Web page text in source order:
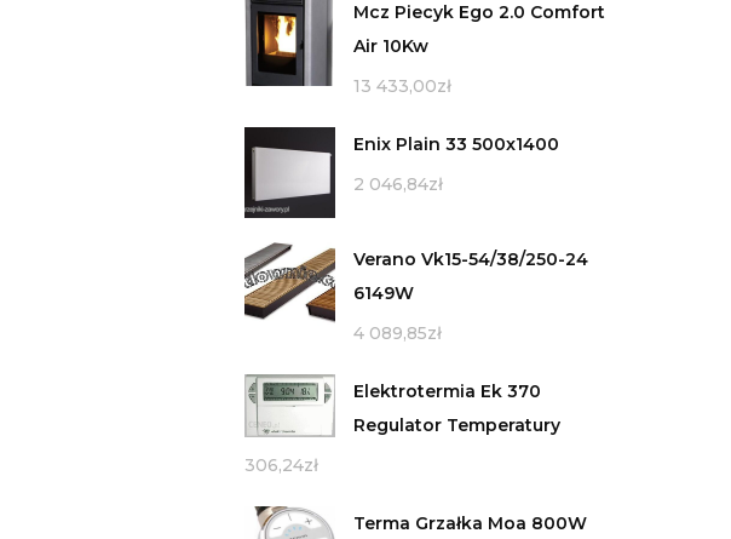
Mcz Piecyk Ego 2.0 Comfort
Air 10Kw
13 433,00zł
Enix Plain 33 500x1400
2 046,84zł
Verano Vk15-54/38/250-24
6149W
4 089,85zł
Elektrotermia Ek 370
Regulator Temperatury
306,24zł
Terma Grzałka Moa 800W